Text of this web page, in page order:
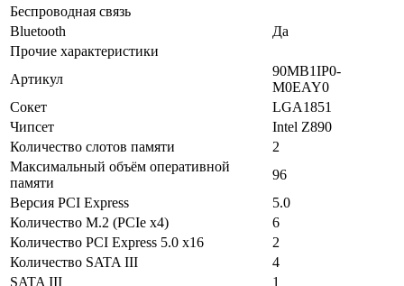
Беспроводная связь
Bluetooth
Да
Прочие характеристики
Артикул
90MB1IP0-
M0EAY0
Сокет
LGA1851
Чипсет
Intel Z890
Количество слотов памяти
2
Максимальный объём оперативной
памяти
96
Версия PCI Express
5.0
Количество M.2 (PCIe x4)
6
Количество PCI Express 5.0 x16
2
Количество SATA III
4
SATA III
1